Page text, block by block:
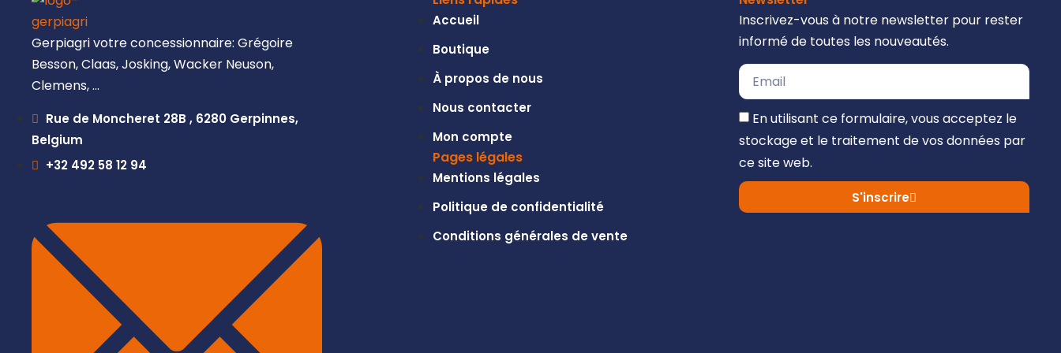
Gerpiagri votre concessionnaire: Grégoire
Besson, Claas, Josking, Wacker Neuson,
Clemens, …
Rue de Moncheret 28B , 6280 Gerpinnes,
Belgium
+32 492 58 12 94
Accueil
Boutique
À propos de nous
Nous contacter
Mon compte
Pages légales
Mentions légales
Politique de confidentialité
Conditions générales de vente
Inscrivez-vous à notre newsletter pour rester
informé de toutes les nouveautés.
En utilisant ce formulaire, vous acceptez le
stockage et le traitement de vos données par
ce site web.
S'inscrire